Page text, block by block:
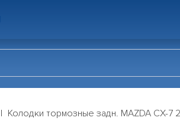
Колодки тормозные задн. MAZDA CX-7